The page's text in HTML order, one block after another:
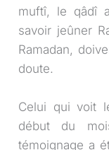
muftî, le qâdî
savoir jeûner
Ramadan,
doute.
Celui qui voit
début du
témoignage a